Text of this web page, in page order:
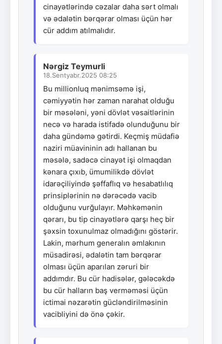
cinayətlərində cəzalar daha sərt olmalı
və ədalətin bərqərar olması üçün hər
cür addım atılmalıdır.
Nərgiz Teymurli
18.Sentyabr.2025 08:25
Bu millionluq mənimsəmə işi,
cəmiyyətin hər zaman narahat olduğu
bir məsələni, yəni dövlət vəsaitlərinin
necə və harada istifadə olunduğunu bir
daha gündəmə gətirdi. Keçmiş müdafiə
naziri müavininin adı hallanan bu
məsələ, sadəcə cinayət işi olmaqdan
kənara çıxıb, ümumilikdə dövlət
idarəçiliyində şəffaflıq və hesabatlılıq
prinsiplərinin nə dərəcədə vacib
olduğunu vurğulayır. Məhkəmənin
qərarı, bu tip cinayətlərə qarşı heç bir
şəxsin toxunulmaz olmadığını göstərir.
Lakin, mərhum generalın əmlakının
müsadirəsi, ədalətin tam bərqərar
olması üçün aparılan zəruri bir
addımdır. Bu cür hadisələr, gələcəkdə
bu cür halların baş verməməsi üçün
ictimai nəzarətin gücləndirilməsinin
vacibliyini də önə çəkir.